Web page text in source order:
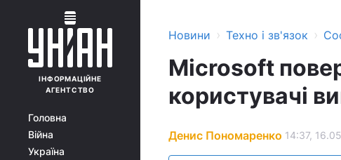
ІНФОРМАЦІЙНЕ
АГЕНТСТВО
Головна
Війна
Україна
Новини › Техно і зв'язок ›
Microsoft
користувачі
Денис Пономаренко 14:37,